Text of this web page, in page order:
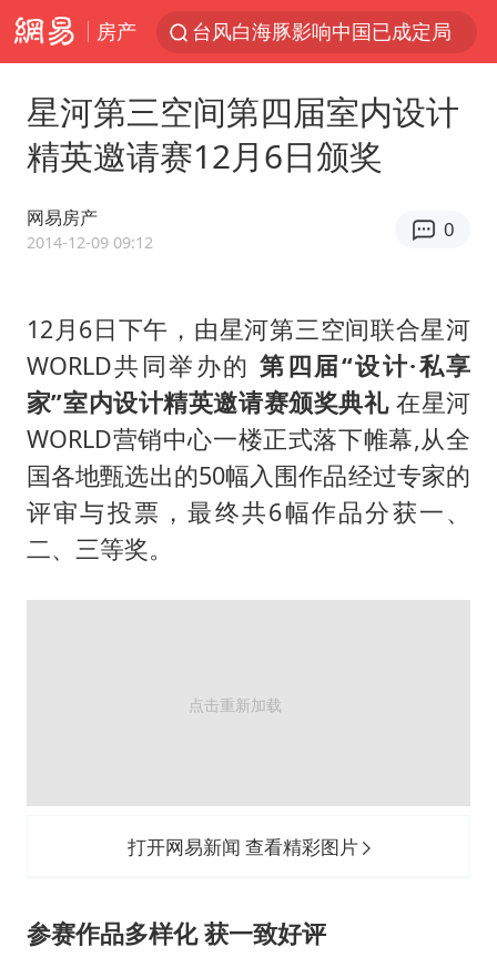
房产
台风白海豚影响中国已成定局
中方回应是否开采太平洋海底稀土资源
昆明石林火把节
我国编制完成新版全月地质图
胡塞武装袭扰红海航运行动升级
感觉全东北都在等7号
扎哈罗娃批广岛市长不提美国原子弹
泰国一女公务员妆容引争议 本人回应
多地要求领导干部带头休假
女子利用漏洞0元薅走3000多件家电
关之琳否认与27岁模特的恋情
星河第三空间第四届室内设计
精英邀请赛12月6日颁奖
网易房产
2014-12-09 09:12
0
12月6日下午，由星河第三空间联合星河
WORLD共同举办的第四届“设计·私享
家”室内设计精英邀请赛颁奖典礼在星河
WORLD营销中心一楼正式落下帷幕,从全
国各地甄选出的50幅入围作品经过专家的
评审与投票，最终共6幅作品分获一、
二、三等奖。
打开网易新闻 查看精彩图片
参赛作品多样化 获一致好评